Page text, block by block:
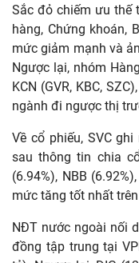
Sắc đỏ chiếm ưu thế
hàng, Chứng khoán,
mức giảm mạnh và
Ngược lại, nhóm
KCN (GVR, KBC,
ngành đi ngược thị
Về cổ phiếu, SVC
sau thông tin chia
(6.94%), NBB
mức tăng tốt nhất trên
NĐT nước ngoài nối
đồng tập trung tại